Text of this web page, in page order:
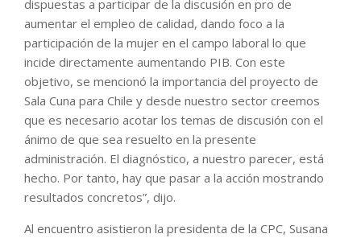
dispuestas a participar de la discusión en pro de
aumentar el empleo de calidad, dando foco a la
participación de la mujer en el campo laboral lo que
incide directamente aumentando PIB. Con este
objetivo, se mencionó la importancia del proyecto de
Sala Cuna para Chile y desde nuestro sector creemos
que es necesario acotar los temas de discusión con el
ánimo de que sea resuelto en la presente
administración. El diagnóstico, a nuestro parecer, está
hecho. Por tanto, hay que pasar a la acción mostrando
resultados concretos”, dijo.
Al encuentro asistieron la presidenta de la CPC, Susana